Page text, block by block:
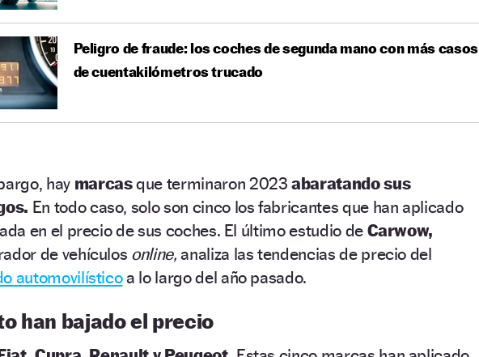
Peligro de fraude: los coches de segunda mano con más casos
de cuentakilómetros trucado
hay marcasque terminaron 2023abaratando sus
En todo caso, solo son cinco los fabricantes que han aplicado
en el precio de sus coches. El último estudio de Carwow,
de vehículos online, analiza las tendencias de precio del
automovilísticoa lo largo del año pasado.
han bajado el precio